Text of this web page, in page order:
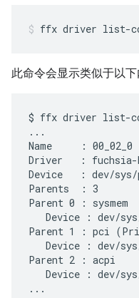
ffx driver list-
此命令会显示类似于以下
$ ffx driver list-
...
Name     : 00_02_0
Driver   : fuchsia-
Device   : dev/sys/
Parents  : 3
Parent 0 : sysmem
Device : dev/
Parent 1 : pci
Device : dev/
Parent 2 : acpi
Device : dev/